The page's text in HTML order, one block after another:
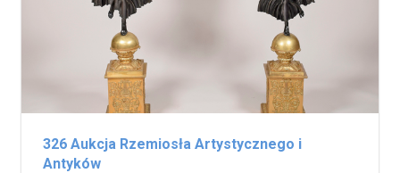
326 Aukcja Rzemiosła Artystycznego i
Antyków